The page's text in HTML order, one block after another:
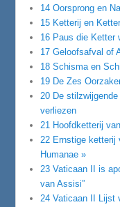
14 Oorsprong en
15 Ketterij en
16 Paus die Ketter
17 Geloofsafval of
18 Schisma en
19 De Zes
20 De
verliezen
21 Hoofdketterij
22 Ernstige ketterij
Humanae »
23 Vaticaan II is
van Assisi”
24 Vaticaan II Lijst